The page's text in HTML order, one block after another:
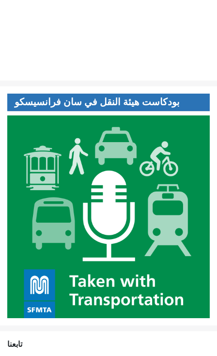
بودكاست هيئة النقل في سان فرانسيسكو
تابعنا